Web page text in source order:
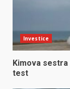
Investice
Kimova
test